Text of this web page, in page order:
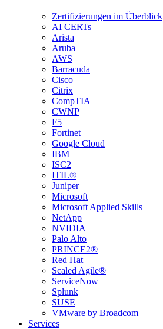
Zertifizierungen im Überblick
AI CERTs
Arista
Aruba
AWS
Barracuda
Cisco
Citrix
CompTIA
CWNP
F5
Fortinet
Google Cloud
IBM
ISC2
ITIL®
Juniper
Microsoft
Microsoft Applied Skills
NetApp
NVIDIA
Palo Alto
PRINCE2®
Red Hat
Scaled Agile®
ServiceNow
Splunk
SUSE
VMware by Broadcom
Services